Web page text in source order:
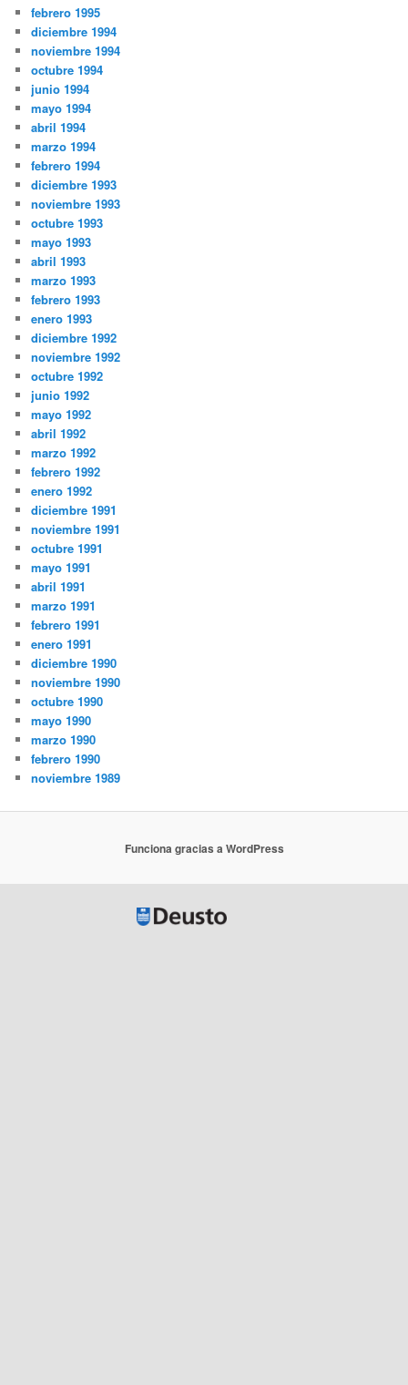
febrero 1995
diciembre 1994
noviembre 1994
octubre 1994
junio 1994
mayo 1994
abril 1994
marzo 1994
febrero 1994
diciembre 1993
noviembre 1993
octubre 1993
mayo 1993
abril 1993
marzo 1993
febrero 1993
enero 1993
diciembre 1992
noviembre 1992
octubre 1992
junio 1992
mayo 1992
abril 1992
marzo 1992
febrero 1992
enero 1992
diciembre 1991
noviembre 1991
octubre 1991
mayo 1991
abril 1991
marzo 1991
febrero 1991
enero 1991
diciembre 1990
noviembre 1990
octubre 1990
mayo 1990
marzo 1990
febrero 1990
noviembre 1989
Funciona gracias a WordPress